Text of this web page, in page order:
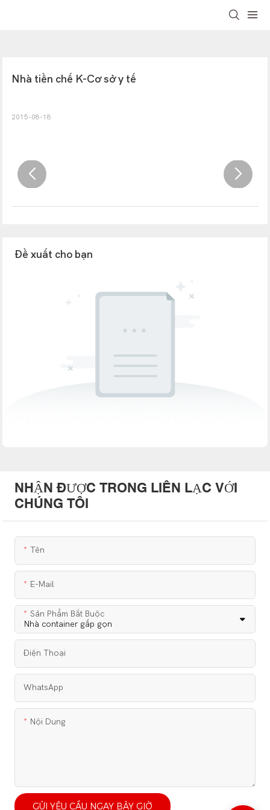
Nhà tiền chế K-Cơ sở y tế
2015-08-18
Đề xuất cho bạn
NHẬN ĐƯỢC TRONG LIÊN LẠC VỚI
CHÚNG TÔI
Tên
E-Mail
Sản Phẩm Bắt Buộc
Điện Thoại
WhatsApp
Nội Dung
GỬI YÊU CẦU NGAY BÂY GIỜ